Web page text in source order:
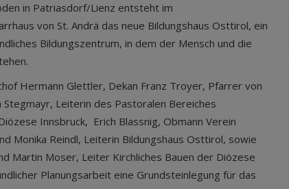
in Patriasdorf/Lienz entsteht im
von St. Andrä das neue Bildungshaus Osttirol, ein
Bildungszentrum, in dem der Mensch und die
Hermann Glettler, Dekan Franz Troyer, Pfarrer von
Stegmayr, Leiterin des Pastoralen Bereiches
Innsbruck, Erich Blassnig, Obmann Verein
Monika Reindl, Leiterin Bildungshaus Osttirol, sowie
Martin Moser, Leiter Kirchliches Bauen der Diözese
Planungsarbeit eine Grundsteinlegung für das